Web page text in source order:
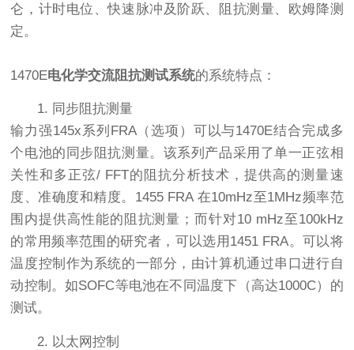
仑，计时电位、快速脉冲及阶跃、阻抗测量、欧姆降测
定。
1470E电化学交流阻抗测试系统的系统特点：
1. 同步阻抗测量
输力强145x系列FRA（选项）可以与1470E结合完成多
个电池的同步阻抗测量。该系列产品采用了单一正弦相
关性和多正弦/ FFT的阻抗分析技术，提供高的测量速
度、准确度和精度。1455 FRA 在10mHz至1MHz频率范
围内提供高性能的阻抗测量；而针对10 mHz至100kHz
的常用频率范围的研究者，可以选用1451 FRA。可以将
温度控制作为系统的一部分，由计算机通过串口进行自
动控制。如SOFC等电池在不同温度下（高达1000C）的
测试。
2. 以太网控制